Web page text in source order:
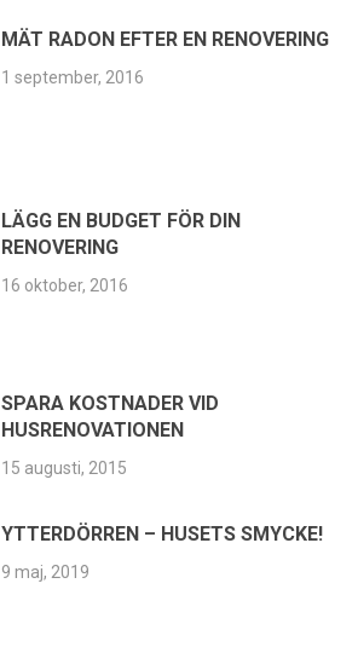
MÄT RADON EFTER EN RENOVERING
1 september, 2016
LÄGG EN BUDGET FÖR DIN
RENOVERING
16 oktober, 2016
SPARA KOSTNADER VID
HUSRENOVATIONEN
15 augusti, 2015
YTTERDÖRREN – HUSETS SMYCKE!
9 maj, 2019